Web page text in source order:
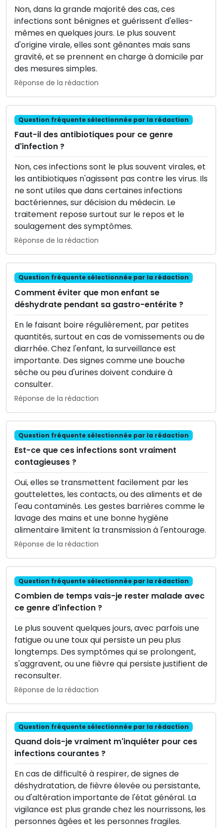
Non, dans la grande majorité des cas, ces
infections sont bénignes et guérissent d'elles-
mêmes en quelques jours. Le plus souvent
d'origine virale, elles sont gênantes mais sans
gravité, et se prennent en charge à domicile par
des mesures simples.
Réponse de la rédaction
Question fréquente sélectionnée par la rédaction
Faut-il des antibiotiques pour ce genre
d'infection ?
Non, ces infections sont le plus souvent virales, et
les antibiotiques n'agissent pas contre les virus. Ils
ne sont utiles que dans certaines infections
bactériennes, sur décision du médecin. Le
traitement repose surtout sur le repos et le
soulagement des symptômes.
Réponse de la rédaction
Question fréquente sélectionnée par la rédaction
Comment éviter que mon enfant se
déshydrate pendant sa gastro-entérite ?
En le faisant boire régulièrement, par petites
quantités, surtout en cas de vomissements ou de
diarrhée. Chez l'enfant, la surveillance est
importante. Des signes comme une bouche
sèche ou peu d'urines doivent conduire à
consulter.
Réponse de la rédaction
Question fréquente sélectionnée par la rédaction
Est-ce que ces infections sont vraiment
contagieuses ?
Oui, elles se transmettent facilement par les
gouttelettes, les contacts, ou des aliments et de
l'eau contaminés. Les gestes barrières comme le
lavage des mains et une bonne hygiène
alimentaire limitent la transmission à l'entourage.
Réponse de la rédaction
Question fréquente sélectionnée par la rédaction
Combien de temps vais-je rester malade avec
ce genre d'infection ?
Le plus souvent quelques jours, avec parfois une
fatigue ou une toux qui persiste un peu plus
longtemps. Des symptômes qui se prolongent,
s'aggravent, ou une fièvre qui persiste justifient de
reconsulter.
Réponse de la rédaction
Question fréquente sélectionnée par la rédaction
Quand dois-je vraiment m'inquiéter pour ces
infections courantes ?
En cas de difficulté à respirer, de signes de
déshydratation, de fièvre élevée ou persistante,
ou d'altération importante de l'état général. La
vigilance est plus grande chez les nourrissons, les
personnes âgées et les personnes fragiles.